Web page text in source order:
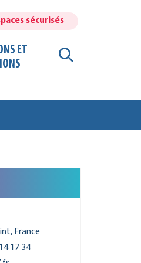
sécurisés
ET
France
17 34